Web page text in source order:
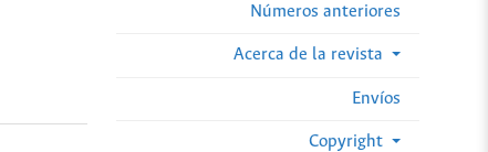
Números anteriores
Acerca de la revista
Envíos
Copyright